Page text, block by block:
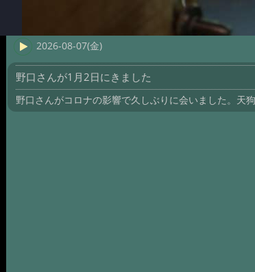
2026-08-07(金)
野口さんが1月2日にきました
野口さんがコロナの影響で久しぶりに会いました。天